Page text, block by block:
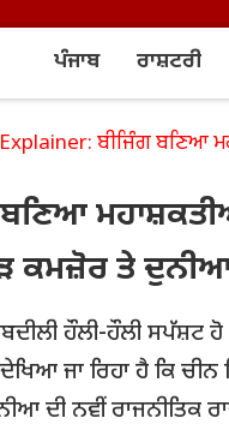
ਪੰਜਾਬ ਰਾਸ਼ਟਰੀ
Explainer: ਬੀਜਿੰਗ ਬਣਿਆ
ਕਮਜ਼ੋਰ ਤੇ
ਹੌਲੀ-ਹੌਲੀ ਸਪੱਸ਼ਟ
ਜਾ ਰਿਹਾ ਹੈ ਕਿ ਚੀਨ
ਦੀ ਨਵੀਂ